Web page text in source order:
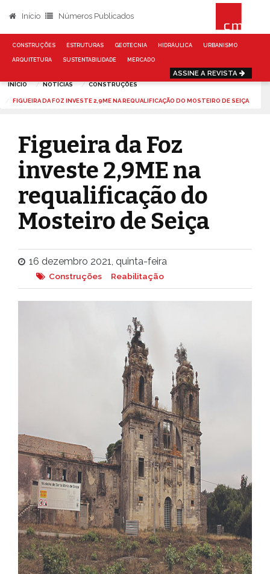
Início Números Publicados
CONSTRUÇÕES ESTRUTURAS GEOTECNIA HIDRÁULICA URBANISMO
ARQUITETURA SUSTENTABILIDADE MERCADO
ASSINE A REVISTA
INÍCIO NOTÍCIAS CONSTRUÇÕES
FIGUEIRA DA FOZ INVESTE 2,9ME NA REQUALIFICAÇÃO DO MOSTEIRO DE SEIÇA
Figueira da Foz
investe 2,9ME na
requalificação do
Mosteiro de Seiça
16 dezembro 2021, quinta-feira
Construções Reabilitação